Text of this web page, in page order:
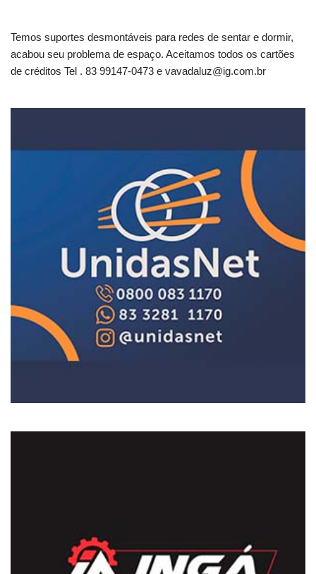
Temos suportes desmontáveis para redes de sentar e dormir,
acabou seu problema de espaço. Aceitamos todos os cartões
de créditos Tel . 83 99147-0473 e vavadaluz@ig.com.br